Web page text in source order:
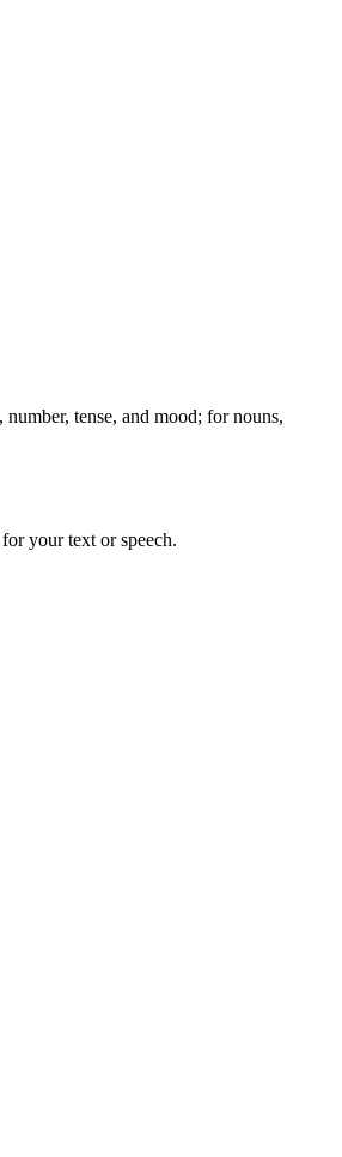
tense, and mood; for nouns,
your text or speech.